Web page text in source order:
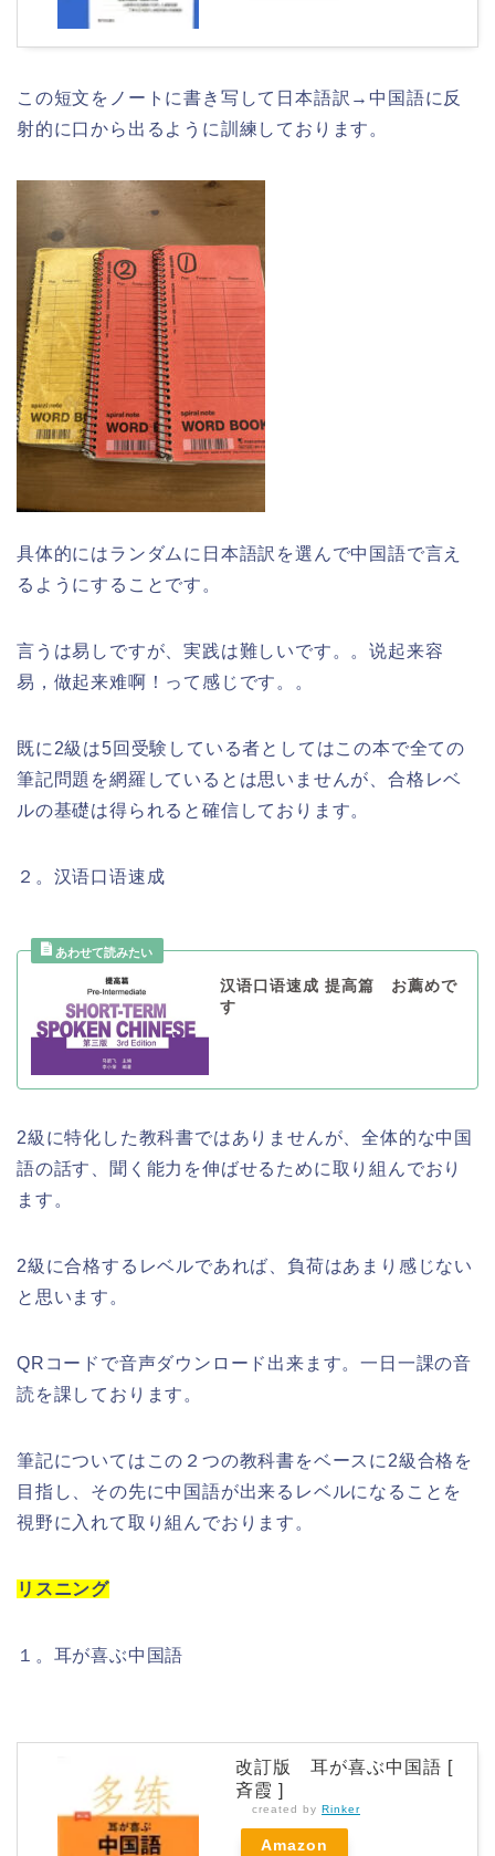
この短文をノートに書き写して日本語訳→中国語に反
射的に口から出るように訓練しております。
具体的にはランダムに日本語訳を選んで中国語で言え
るようにすることです。
言うは易しですが、実践は難しいです。。说起来容
易，做起来难啊！って感じです。。
既に2級は5回受験している者としてはこの本で全ての
筆記問題を網羅しているとは思いませんが、合格レベ
ルの基礎は得られると確信しております。
２。汉语口语速成
汉语口语速成 提高篇 お薦めで
す
2級に特化した教科書ではありませんが、全体的な中国
語の話す、聞く能力を伸ばせるために取り組んでおり
ます。
2級に合格するレベルであれば、負荷はあまり感じない
と思います。
QRコードで音声ダウンロード出来ます。一日一課の音
読を課しております。
筆記についてはこの２つの教科書をベースに2級合格を
目指し、その先に中国語が出来るレベルになることを
視野に入れて取り組んでおります。
リスニング
１。耳が喜ぶ中国語
改訂版 耳が喜ぶ中国語 [
斉霞 ]
created by Rinker
Amazon